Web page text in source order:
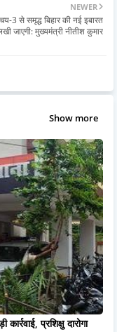
NEWER
3 से समृद्ध बिहार की नई इबारत
जाएगी: मुख्यमंत्री नीतीश कुमार
Show more
प्रशिक्षु दारोगा